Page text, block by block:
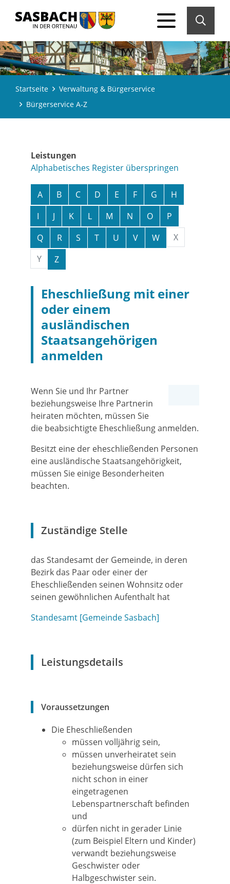
Startseite
Verwaltung & Bürgerservice
Bürgerservice A-Z
Leistungen
Alphabetisches Register überspringen
A B C D E F G
H
I
J K L M N O
P
Q
R S T U V W
X
Y
Z
Eheschließung mit einer
oder einem
ausländischen
Staatsangehörigen
anmelden
Wenn Sie und Ihr Partner
beziehungsweise Ihre Partnerin
heiraten möchten, müssen Sie
die beabsichtigte Eheschließung anmelden.
Besitzt eine der eheschließenden Personen
eine ausländische Staatsangehörigkeit,
müssen Sie einige Besonderheiten
beachten.
Zuständige Stelle
das Standesamt der Gemeinde, in deren
Bezirk das Paar oder einer der
Eheschließenden seinen Wohnsitz oder
seinen gewöhnlichen Aufenthalt hat
Standesamt [Gemeinde Sasbach]
Leistungsdetails
Voraussetzungen
Die Eheschließenden
müssen volljährig sein,
müssen unverheiratet sein
beziehungsweise dürfen sich
nicht schon in einer
eingetragenen
Lebenspartnerschaft befinden
und
dürfen nicht in gerader Linie
(zum Beispiel Eltern und Kinder)
verwandt beziehungsweise
Geschwister oder
Halbgeschwister sein.